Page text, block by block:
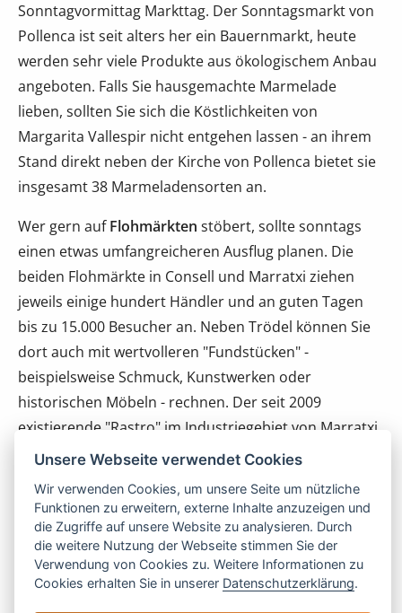
Sonntagvormittag Markttag. Der Sonntagsmarkt von
Pollenca ist seit alters her ein Bauernmarkt, heute
werden sehr viele Produkte aus ökologischem Anbau
angeboten. Falls Sie hausgemachte Marmelade
lieben, sollten Sie sich die Köstlichkeiten von
Margarita Vallespir nicht entgehen lassen - an ihrem
Stand direkt neben der Kirche von Pollenca bietet sie
insgesamt 38 Marmeladensorten an.
Wer gern aufFlohmärkten stöbert, sollte sonntags
einen etwas umfangreicheren Ausflug planen. Die
beiden Flohmärkte in Consell und Marratxi ziehen
jeweils einige hundert Händler und an guten Tagen
bis zu 15.000 Besucher an. Neben Trödel können Sie
dort auch mit wertvolleren "Fundstücken" -
beispielsweise Schmuck, Kunstwerken oder
historischen Möbeln - rechnen. Der seit 2009
existierende "Rastro" im Industriegebiet von Marratxi
wurde inzwischen um einen Gourmet-Bereich
und Bio-Produkte angeboten werden.
Faszinieren wird Sie auch der Jahrmarktvon Pollenca
- seit 1784 findet er jeweils am zweiten Wochenende
Unsere Webseite verwendet Cookies
Wir verwenden Cookies, um unsere Seite um nützliche
Funktionen zu erweitern, externe Inhalte anzuzeigen und
die Zugriffe auf unsere Website zu analysieren. Durch
die weitere Nutzung der Webseite stimmen Sie der
Verwendung von Cookies zu. Weitere Informationen zu
Cookies erhalten Sie in unserer Datenschutzerklärung.